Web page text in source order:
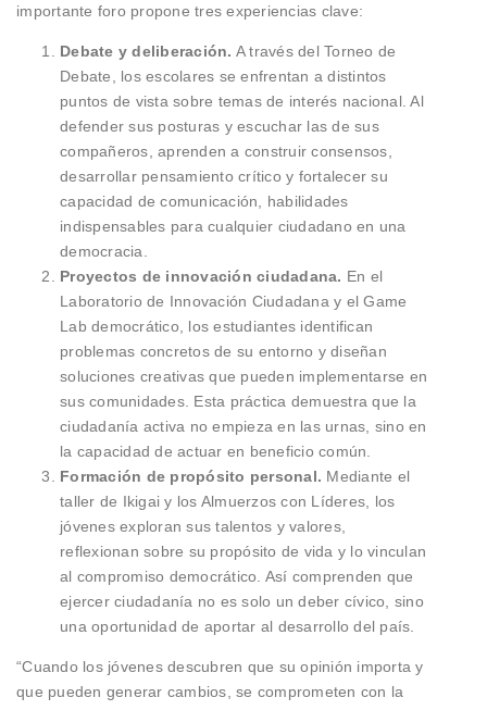
importante foro propone tres experiencias clave:
Debate y deliberación. A través del Torneo de
Debate, los escolares se enfrentan a distintos
puntos de vista sobre temas de interés nacional. Al
defender sus posturas y escuchar las de sus
compañeros, aprenden a construir consensos,
desarrollar pensamiento crítico y fortalecer su
capacidad de comunicación, habilidades
indispensables para cualquier ciudadano en una
democracia.
Proyectos de innovación ciudadana. En el
Laboratorio de Innovación Ciudadana y el Game
Lab democrático, los estudiantes identifican
problemas concretos de su entorno y diseñan
soluciones creativas que pueden implementarse en
sus comunidades. Esta práctica demuestra que la
ciudadanía activa no empieza en las urnas, sino en
la capacidad de actuar en beneficio común.
Formación de propósito personal. Mediante el
taller de Ikigai y los Almuerzos con Líderes, los
jóvenes exploran sus talentos y valores,
reflexionan sobre su propósito de vida y lo vinculan
al compromiso democrático. Así comprenden que
ejercer ciudadanía no es solo un deber cívico, sino
una oportunidad de aportar al desarrollo del país.
“Cuando los jóvenes descubren que su opinión importa y
que pueden generar cambios, se comprometen con la